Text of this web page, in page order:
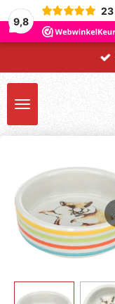
9,8
23